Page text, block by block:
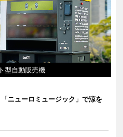
型自動販売機
ニューロミュージック」で涼を